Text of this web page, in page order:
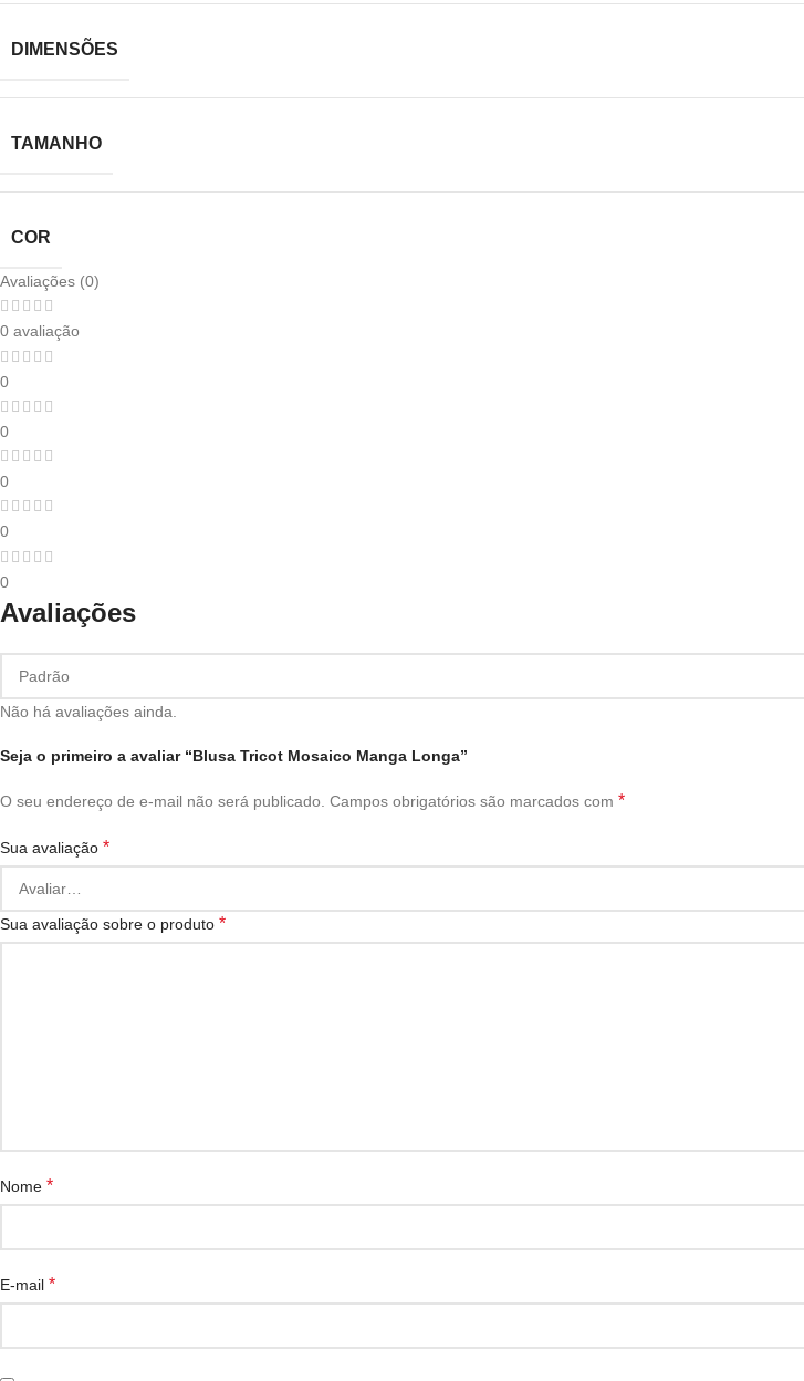
DIMENSÕES
TAMANHO
COR
Avaliações (0)
0 avaliação
0
0
0
0
0
Avaliações
Não há avaliações ainda.
Seja o primeiro a avaliar “Blusa Tricot Mosaico Manga Longa”
O seu endereço de e-mail não será publicado. Campos obrigatórios são marcados com *
Sua avaliação *
Sua avaliação sobre o produto *
Nome *
E-mail *